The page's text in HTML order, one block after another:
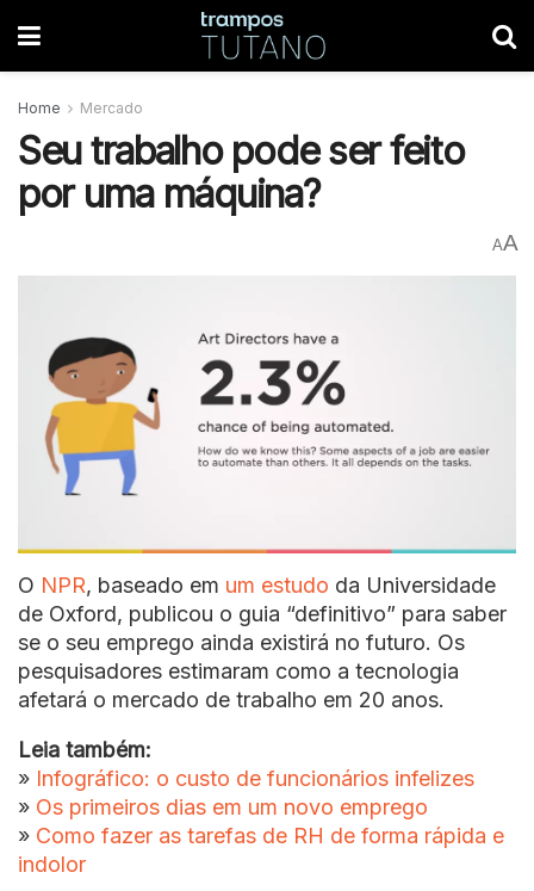
Home Mercado
Seu trabalho pode ser feito
por uma máquina?
AA
O NPR, baseado em um estudo da Universidade
de Oxford, publicou o guia “definitivo” para saber
se o seu emprego ainda existirá no futuro. Os
pesquisadores estimaram como a tecnologia
afetará o mercado de trabalho em 20 anos.
Leia também:
» Infográfico: o custo de funcionários infelizes
» Os primeiros dias em um novo emprego
» Como fazer as tarefas de RH de forma rápida e
indolor